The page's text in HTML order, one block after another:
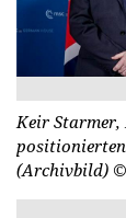
Keir
positionierten
(Archivbild)